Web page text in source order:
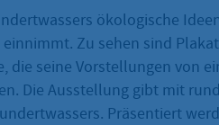
ökologische
Zu sehen sind
seine Vorstellungen von
Die Ausstellung gibt mit
Präsentiert